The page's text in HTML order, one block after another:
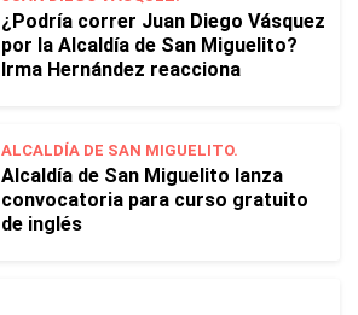
¿Podría correr Juan Diego Vásquez
por la Alcaldía de San Miguelito?
Irma Hernández reacciona
ALCALDÍA DE SAN MIGUELITO.
Alcaldía de San Miguelito lanza
convocatoria para curso gratuito
de inglés